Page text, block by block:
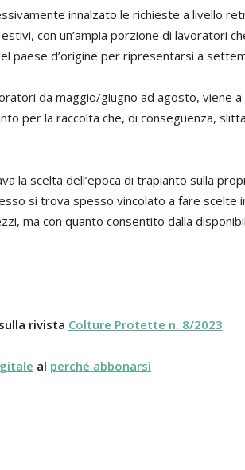
innalzato le richieste a livello
con un’ampia porzione di lavoratori
paese d’origine per ripresentarsi a
da maggio/giugno ad agosto, viene a
per la raccolta che, di conseguenza,
la scelta dell’epoca di trapianto sulla
si trova spesso vincolato a fare scelte
ma con quanto consentito dalla
rivista Colture Protette n. 8/2023
al perché abbonarsi